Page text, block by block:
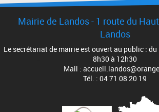
Mairie de Landos - 1 route du
Landos
Le secrétariat de mairie est ouvert au public :
8h30 à 12h30
Mail :
Tél. : 04 71 08 20 19